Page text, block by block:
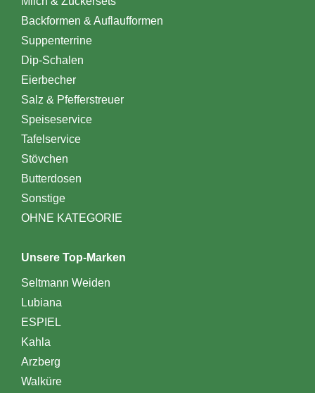
Backformen & Auflaufformen
Suppenterrine
Dip-Schalen
Eierbecher
Salz & Pfefferstreuer
Speiseservice
Tafelservice
Stövchen
Butterdosen
Sonstige
OHNE KATEGORIE
Unsere Top-Marken
Seltmann Weiden
Lubiana
ESPIEL
Kahla
Arzberg
Walküre